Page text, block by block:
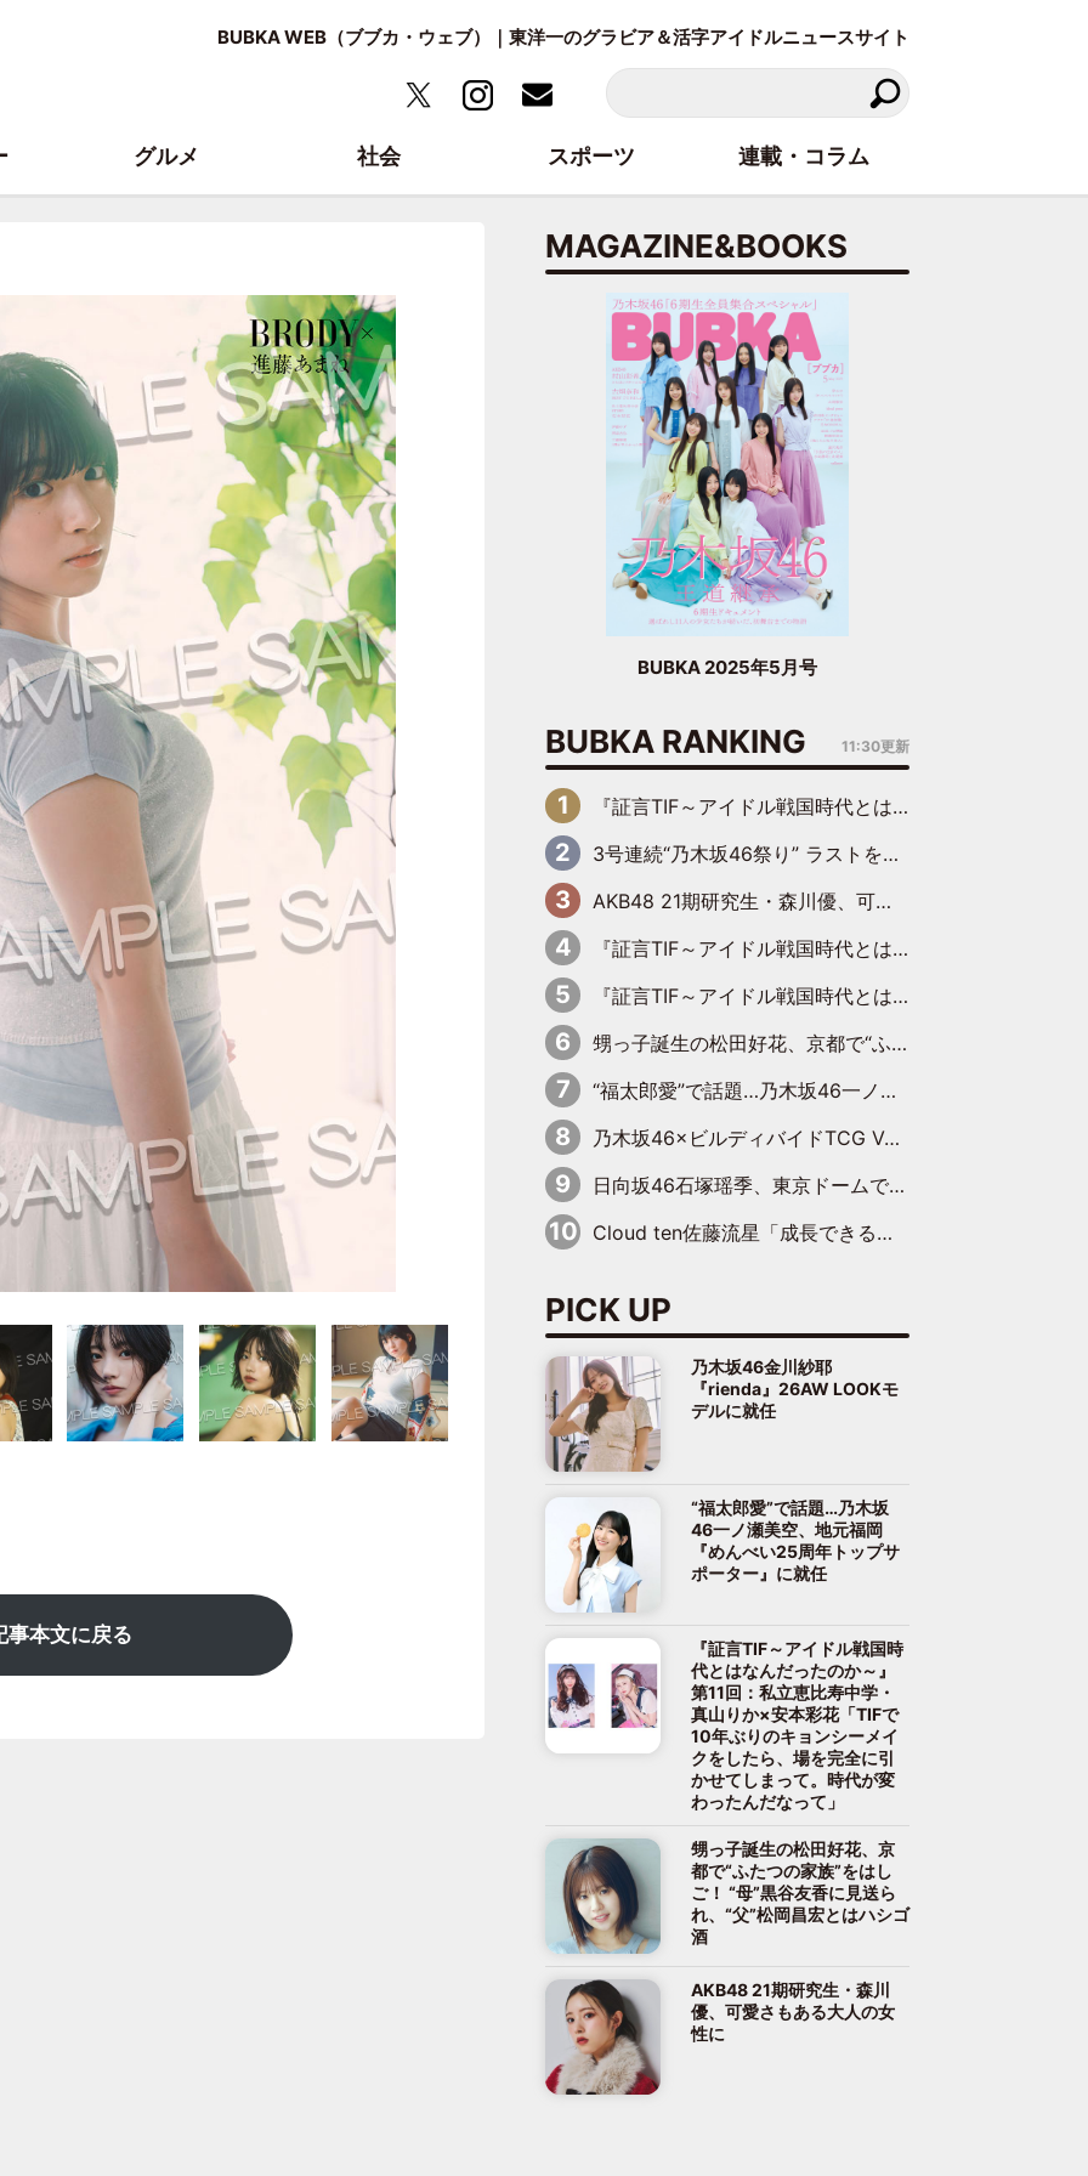
BUBKA WEB（ブブカ・ウェブ）｜東洋一のグラビア＆活字アイドルニュースサイト
事本文に戻る
MAGAZINE&BOOKS
BUBKA 2025年5月号
BUBKA RANKING 11:30更新
『証言TIF～アイドル戦国時代とはなんだったのか～』第6回：でんぱ組.inc・古川未鈴×相沢梨紗「『ハロプロやりたかったな』って言ったら、夢眠ねむさんに『てめえはでんぱ組．incなんだよ！』って肩パンされて(笑)」
3号連続“乃木坂46祭り” ラストを飾るのは賀喜遥香…5年ぶりの登場に「5年分大人になった私を見ていただけたら」
AKB48 21期研究生・森川優、可愛さもある大人の女性に
『証言TIF～アイドル戦国時代とはなんだったのか～』第11回：私立恵比寿中学・真山りか×安本彩花「TIFで10年ぶりのキョンシーメイクをしたら、場を完全に引かせてしまって。時代が変わったんだなって」
『証言TIF～アイドル戦国時代とはなんだったのか～』第10回：さくら学院・武藤彩未×飯田らうら「正直、中3で辞めるというのを信じてなくて。そう言われてはいたけど、嘘でしょって」
甥っ子誕生の松田好花、京都で“ふたつの家族”をはしご！ “母”黒谷友香に見送られ、“父”松岡昌宏とはハシゴ酒
“福太郎愛”で話題…乃木坂46一ノ瀬美空、地元福岡『めんべい25周年トップサポーター』に就任
乃木坂46×ビルディバイドTCG Vol.2公開 賀喜遥香＆田村真佑が『京まふ』ステージに登壇
日向坂46石塚瑶季、東京ドームで“観戦バレ”！ ナイツ・塙も認めた「巨人に詳しすぎるアイドル」は元VENUSスクール生で杉内コーチ推し⁉
Cloud ten佐藤流星「成長できる余地がたくさん」、本田高優「何度見ても飽きない公演に」
PICK UP
乃木坂46金川紗耶
『rienda』26AW LOOKモ
デルに就任
“福太郎愛”で話題…乃木坂
46一ノ瀬美空、地元福岡
『めんべい25周年トップサ
ポーター』に就任
『証言TIF～アイドル戦国時
代とはなんだったのか～』
第11回：私立恵比寿中学・
真山りか×安本彩花「TIFで
10年ぶりのキョンシーメイ
クをしたら、場を完全に引
かせてしまって。時代が変
わったんだなって」
甥っ子誕生の松田好花、京
都で“ふたつの家族”をはし
ご！ “母”黒谷友香に見送ら
れ、“父”松岡昌宏とはハシゴ
酒
AKB48 21期研究生・森川
優、可愛さもある大人の女
性に
グルメ 社会 スポーツ 連載・コラム